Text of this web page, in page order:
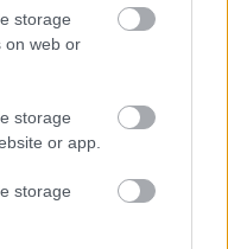
storage
on web or
storage
or app.
storage
υπηρεσιών
Ενιαία Ψηφιακή
Πολιτών και
παρέμβαση που
βάρους από
στη διαχείριση της
ενοποιημένης